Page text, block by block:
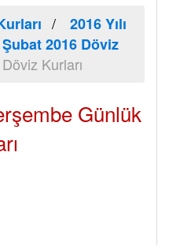
2016 Yılı
Şubat 2016 Döviz
Kurları
Günlük